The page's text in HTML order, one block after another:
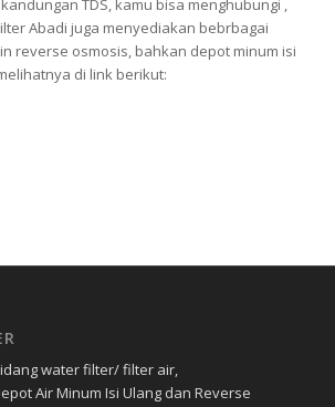
TDS, kamu bisa menghubungi ,
Abadi juga menyediakan bebrbagai
reverse osmosis, bahkan depot minum isi
di link berikut:
water filter/ filter air,
Air Minum Isi Ulang dan Reverse